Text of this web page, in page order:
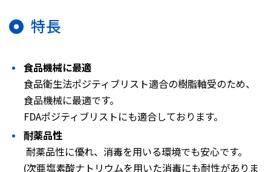
特長
食品機械に最適
食品衛生法ポジティブリスト適合の樹脂軸受のため、
食品機械に最適です。
FDAポジティブリストにも適合しております。
耐薬品性
耐薬品性に優れ、消毒を用いる環境でも安心です。
(次亜塩素酸ナトリウムを用いた消毒にも耐性がありま